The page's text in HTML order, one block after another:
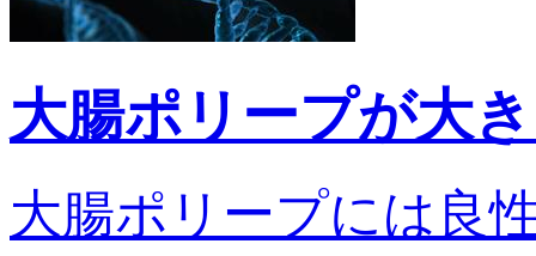
大腸ポリープが大
大腸ポリープには良